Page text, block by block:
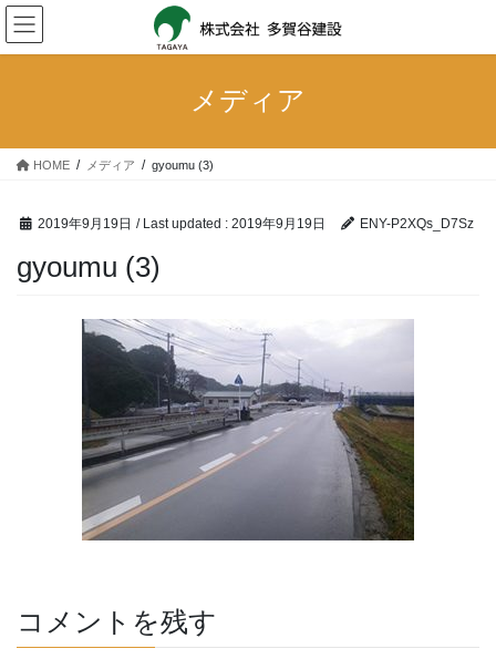
Skip
the
Skip
the
メディア
HOME メディア gyoumu (3)
2019年9月19日 / Last updated : 2019年9月19日 ENY-P2XQs_D7Sz
gyoumu (3)
コメントを残す